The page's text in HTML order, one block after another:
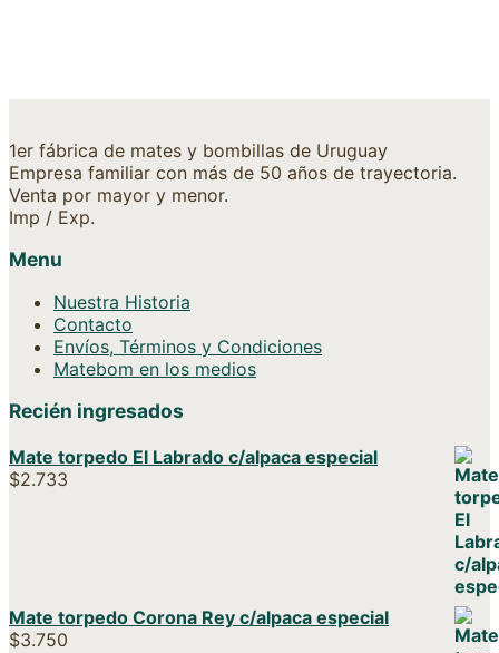
1er fábrica de mates y bombillas de Uruguay
Empresa familiar con más de 50 años de trayectoria.
Venta por mayor y menor.
Imp / Exp.
Menu
Nuestra Historia
Contacto
Envíos, Términos y Condiciones
Matebom en los medios
Recién ingresados
Mate torpedo El Labrado c/alpaca especial
$2.733
Mate torpedo Corona Rey c/alpaca especial
$3.750